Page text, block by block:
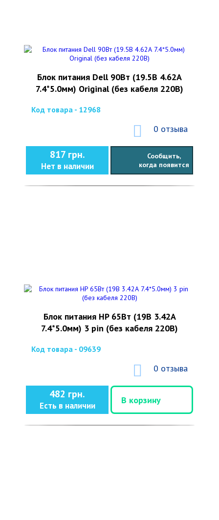
Блок питания Dell 90Вт (19.5В 4.62А
7.4*5.0мм) Original (без кабеля 220В)
Код товара - 12968
0 отзыва
817 грн.
Нет в наличии
Сообщить,
когда появится
Блок питания HP 65Вт (19В 3.42А
7.4*5.0мм) 3 pin (без кабеля 220В)
Код товара - 09639
0 отзыва
482 грн.
Есть в наличии
В корзину